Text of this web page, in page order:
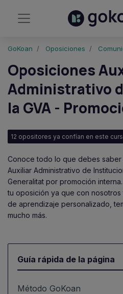
GoKoan Oposiciones
Oposiciones
Administrativo
la GVA -
12 opositores ya confían en este
Conoce todo lo que debes
Auxiliar Administrativo de
Generalitat por promoción
tu oposición ya que con nosotros
de aprendizaje personalizado,
mucho más.
Guía rápida de la página
Método GoKoan